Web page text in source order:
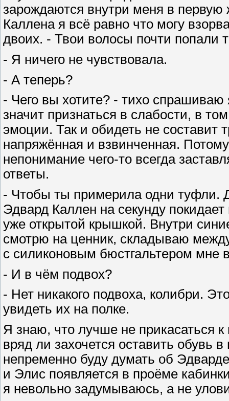
зарождаются внутри меня в первую
Каллена я всё равно что могу
двоих. - Твои волосы почти попали
- Я ничего не чувствовала.
- А теперь?
- Чего вы хотите? - тихо спрашиваю
значит признаться в слабости, в
эмоции. Так и обидеть не составит
напряжённая и взвинченная.
непонимание чего-то всегда
ответы.
- Чтобы ты примерила одни туфли.
Эдвард Каллен на секунду
уже открытой крышкой. Внутри
смотрю на ценник, складываю
с силиконовым бюстгальтером мне
- И в чём подвох?
- Нет никакого подвоха, колибри.
увидеть их на полке.
Я знаю, что лучше не прикасаться
вряд ли захочется оставить обувь
непременно буду думать об
и Элис появляется в проёме
я невольно задумываюсь, а не